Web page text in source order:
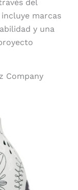
del
marcas
y una
Company